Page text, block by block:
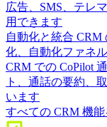
広告、SMS、テレ
用できます
自動化と統合 CRM
化、自動化ファネ
CRM での CoPilot
ト、通話の要約、
います
すべての CRM 機能